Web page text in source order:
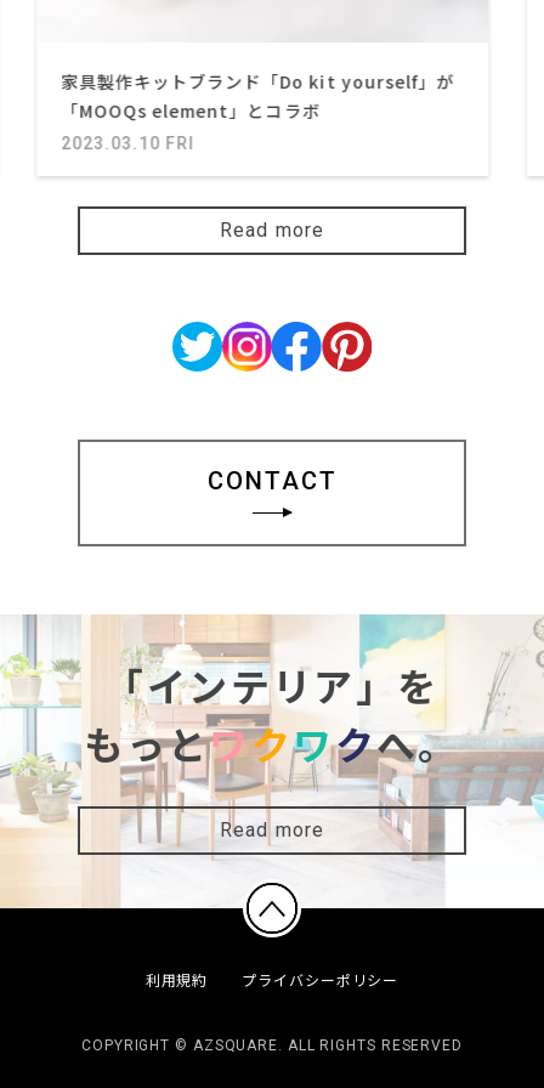
家具製作キットブランド「Do kit yourself」が
「MOOQs element」とコラボ
2023.03.10 FRI
Read more
CONTACT
「インテリア」を
もっとワクワクへ。
Read more
利用規約 プライバシーポリシー
COPYRIGHT © AZSQUARE. ALL RIGHTS RESERVED